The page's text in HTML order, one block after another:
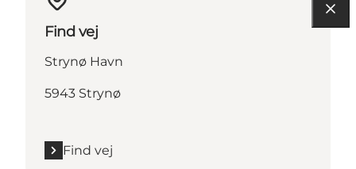
Find vej
Strynø Havn
5943 Strynø
Find vej